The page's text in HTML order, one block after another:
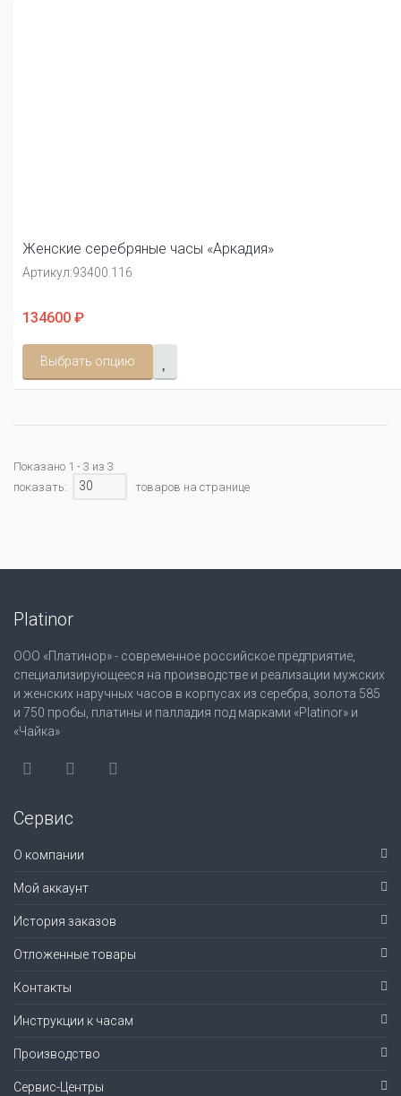
Женские серебряные часы «Аркадия»
Артикул:93400.116
134600 ₽
Выбрать опцию
Показано 1 - 3 из 3
показать:
30 товаров на странице
Platinor
ООО «Платинор» - современное российское предприятие,
специализирующееся на производстве и реализации мужских
и женских наручных часов в корпусах из серебра, золота 585
и 750 пробы, платины и палладия под марками «Platinor» и
«Чайка»
Сервис
О компании
Мой аккаунт
История заказов
Отложенные товары
Контакты
Инструкции к часам
Производство
Сервис-Центры